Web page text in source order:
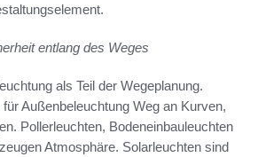
entlang des Weges
als Teil der Wegeplanung.
Außenbeleuchtung Weg an Kurven,
Pollerleuchten, Bodeneinbauleuchten
Atmosphäre. Solarleuchten sind